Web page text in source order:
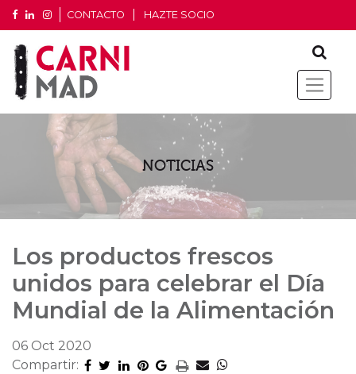
CONTACTO HAZTE SOCIO
NOTICIAS
Los productos frescos
unidos para celebrar el Día
Mundial de la Alimentación
06 Oct 2020
Compartir: